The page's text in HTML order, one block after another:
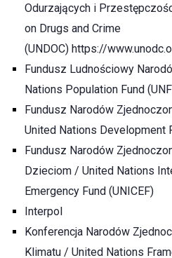
Odurzających i
on Drugs and Crime
(UNDOC) https://
Fundusz Ludnościowy
Nations Population Fund
Fundusz Narodów
United Nations Development
Fundusz Narodów
Dzieciom / United Nations
Emergency Fund (UNICEF)
Interpol
Konferencja Narodów
Klimatu / United Nations